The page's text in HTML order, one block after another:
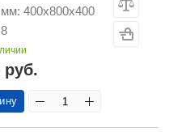
400х800х400
руб.